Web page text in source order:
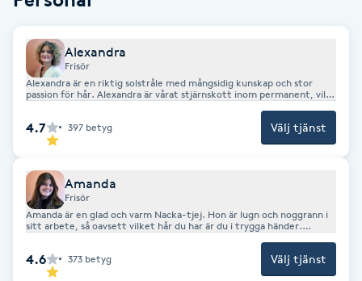
Face framing
Faceliftmassage
Fet hårbotten
Fettreducering
Alexandra
Frisör
Alexandra är en riktig solstråle med mångsidig kunskap och stor
passion för hår. Alexandra är vårat stjärnskott inom permanent, vill
4.7 397 betyg Välj tjänst
Amanda
Frisör
Amanda är en glad och varm Nacka-tjej. Hon är lugn och noggrann i
sitt arbete, så oavsett vilket hår du har är du i trygga händer.
4.6 373 betyg Välj tjänst